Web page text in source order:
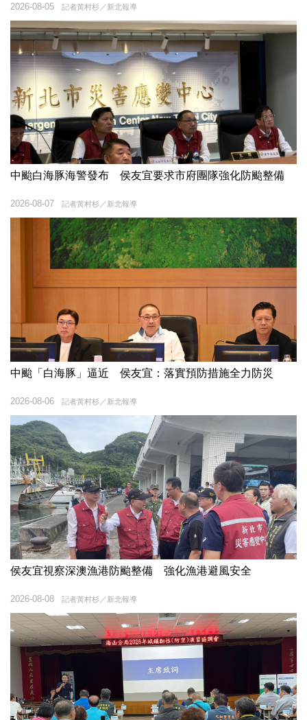
記者黃村杉／新北報導
2026-08-05
中颱白海豚海警發布 侯友宜要求市府團隊強化防颱整備
記者黃村杉／新北報導
2026-08-07
中颱「白海豚」逼近 侯友宜：落實預防措施全力防災
記者黃村杉／新北報導
2026-08-06
侯友宜視察深澳漁港防颱整備 強化漁港避風安全
記者黃村杉／新北報導
2026-08-08